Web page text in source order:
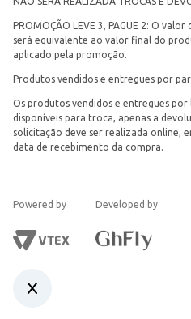
PROMOÇÃO LEVE 3, PAGUE 2: O
será equivalente ao valor final do
aplicado pela promoção.
Produtos vendidos e entregues por
Os produtos vendidos e entregues
disponíveis para troca, apenas a
solicitação deve ser realizada online,
data de recebimento da compra.
Powered by Developed by